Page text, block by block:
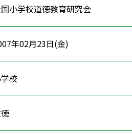
小学校道徳教育研究会
年02月23日(金)
校
徳